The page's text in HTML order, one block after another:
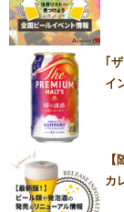
｢
イ
カ